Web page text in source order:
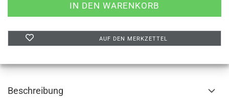
AUF DEN MERKZETTEL
Beschreibung